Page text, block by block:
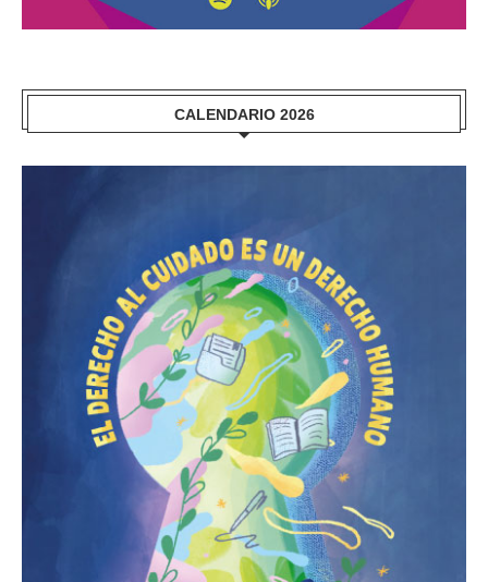
CALENDARIO 2026